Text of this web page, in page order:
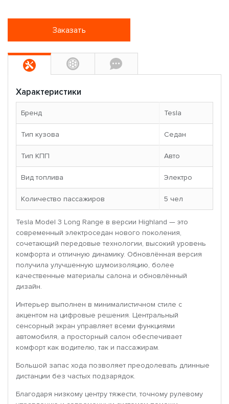
Заказать
Характеристики
Бренд Tesla
Тип кузова Седан
Тип КПП Авто
Вид топлива Электро
Количество пассажиров 5 чел
Tesla Model 3 Long Range в версии Highland — это
современный электроседан нового поколения,
сочетающий передовые технологии, высокий уровень
комфорта и отличную динамику. Обновлённая версия
получила улучшенную шумоизоляцию, более
качественные материалы салона и обновлённый
дизайн.
Интерьер выполнен в минималистичном стиле с
акцентом на цифровые решения. Центральный
сенсорный экран управляет всеми функциями
автомобиля, а просторный салон обеспечивает
комфорт как водителю, так и пассажирам.
Большой запас хода позволяет преодолевать длинные
дистанции без частых подзарядок.
Благодаря низкому центру тяжести, точному рулевому